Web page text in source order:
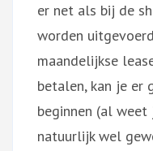
er net als bij de
worden
maandelijkse
betalen, kan je er
beginnen (al
natuurlijk wel